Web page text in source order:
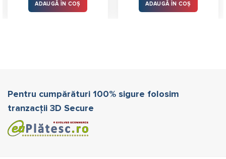
ADAUGĂ ÎN COȘ ADAUGĂ ÎN COȘ
Pentru cumpărături 100% sigure folosim
tranzacții 3D Secure